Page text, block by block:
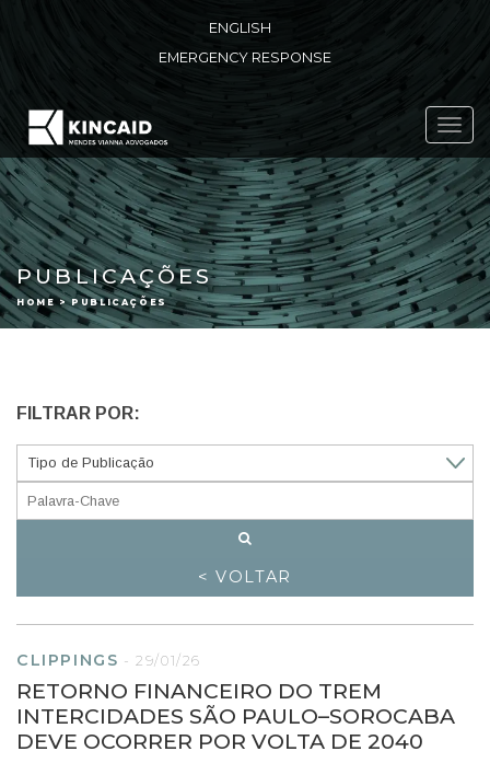
ENGLISH
EMERGENCY RESPONSE
PUBLICAÇÕES
HOME > PUBLICAÇÕES
FILTRAR POR:
< VOLTAR
CLIPPINGS - 29/01/26
RETORNO FINANCEIRO DO TREM
INTERCIDADES SÃO PAULO–SOROCABA
DEVE OCORRER POR VOLTA DE 2040